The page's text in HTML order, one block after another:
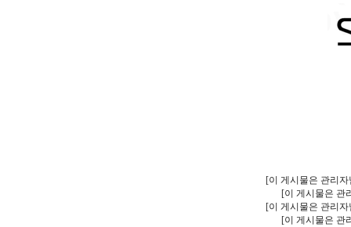
[이 게시물은 관리자
[이 게시물은 관
[이 게시물은 관리자
[이 게시물은 관